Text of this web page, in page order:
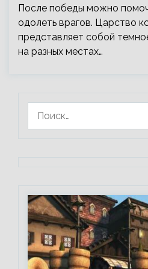
После победы можно
одолеть врагов. Царство
представляет собой
на разных местах…